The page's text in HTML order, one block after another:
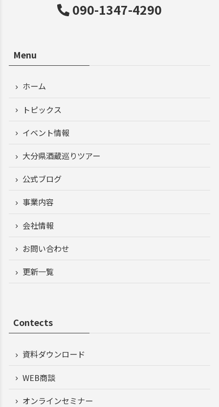
090-1347-4290
Menu
ホーム
トピックス
イベント情報
大分県酒蔵巡りツアー
公式ブログ
事業内容
会社情報
お問い合わせ
更新一覧
Contects
資料ダウンロード
WEB商談
オンラインセミナー